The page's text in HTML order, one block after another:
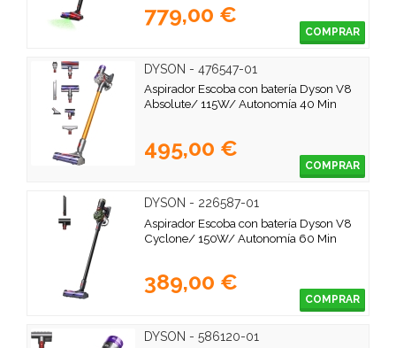
779,00 €
COMPRAR
DYSON - 476547-01
Aspirador Escoba con batería Dyson V8
Absolute/ 115W/ Autonomía 40 Min
495,00 €
COMPRAR
DYSON - 226587-01
Aspirador Escoba con batería Dyson V8
Cyclone/ 150W/ Autonomía 60 Min
389,00 €
COMPRAR
DYSON - 586120-01